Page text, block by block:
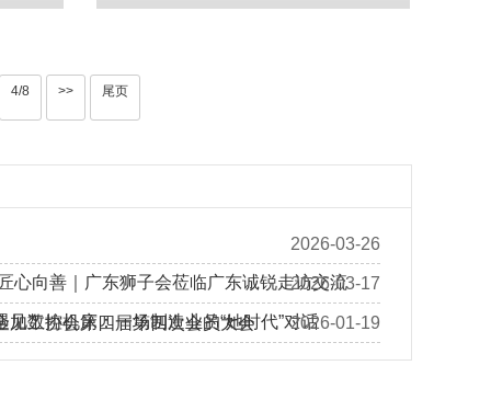
4/8 >> 尾页
2026-03-26
心向善｜广东狮子会莅临广东诚锐走访交流
2026-03-17
见数控机床：一场制造业的“她时代”对话2026-01-19
加工协会第四届第四次会员大会